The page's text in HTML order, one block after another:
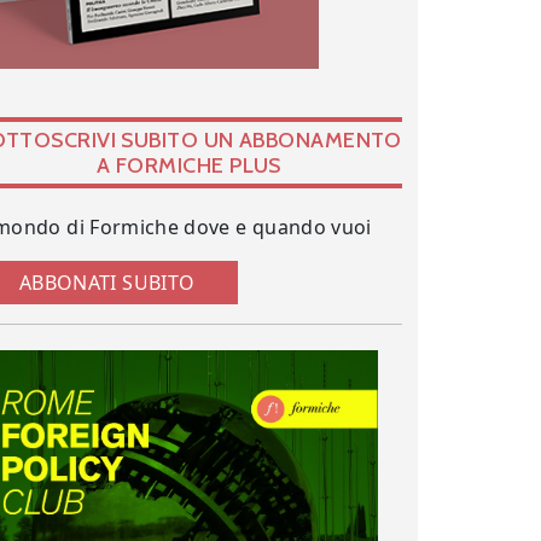
SUBITO UN ABBONAMENTO
A FORMICHE PLUS
di Formiche dove e quando vuoi
ABBONATI SUBITO